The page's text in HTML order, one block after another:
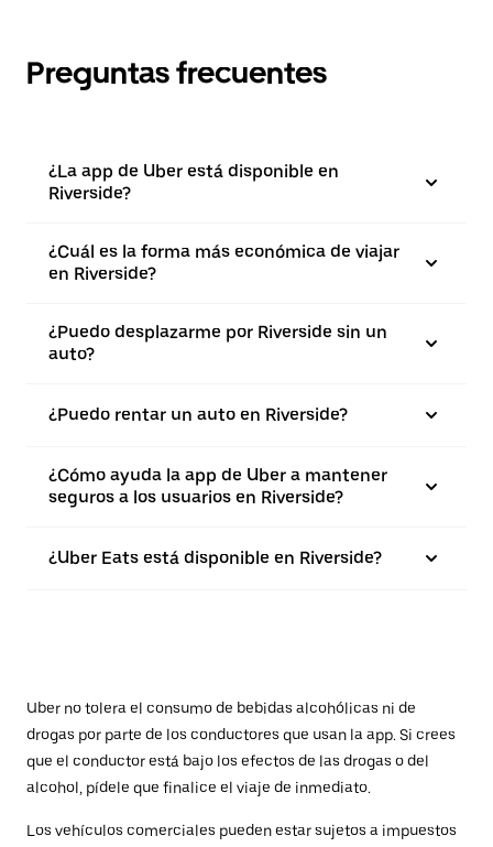
Preguntas frecuentes
¿La app de Uber está disponible en
Riverside?
¿Cuál es la forma más económica de viajar
en Riverside?
¿Puedo desplazarme por Riverside sin un
auto?
¿Puedo rentar un auto en Riverside?
¿Cómo ayuda la app de Uber a mantener
seguros a los usuarios en Riverside?
¿Uber Eats está disponible en Riverside?
Uber no tolera el consumo de bebidas alcohólicas ni de
drogas por parte de los conductores que usan la app. Si crees
que el conductor está bajo los efectos de las drogas o del
alcohol, pídele que finalice el viaje de inmediato.
Los vehículos comerciales pueden estar sujetos a impuestos